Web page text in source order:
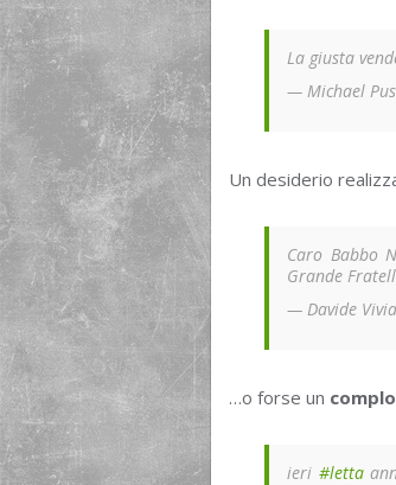
La giusta
— Michael
Un desiderio
Caro Babbo
Grande
— Davide
…o forse un
ieri #letta